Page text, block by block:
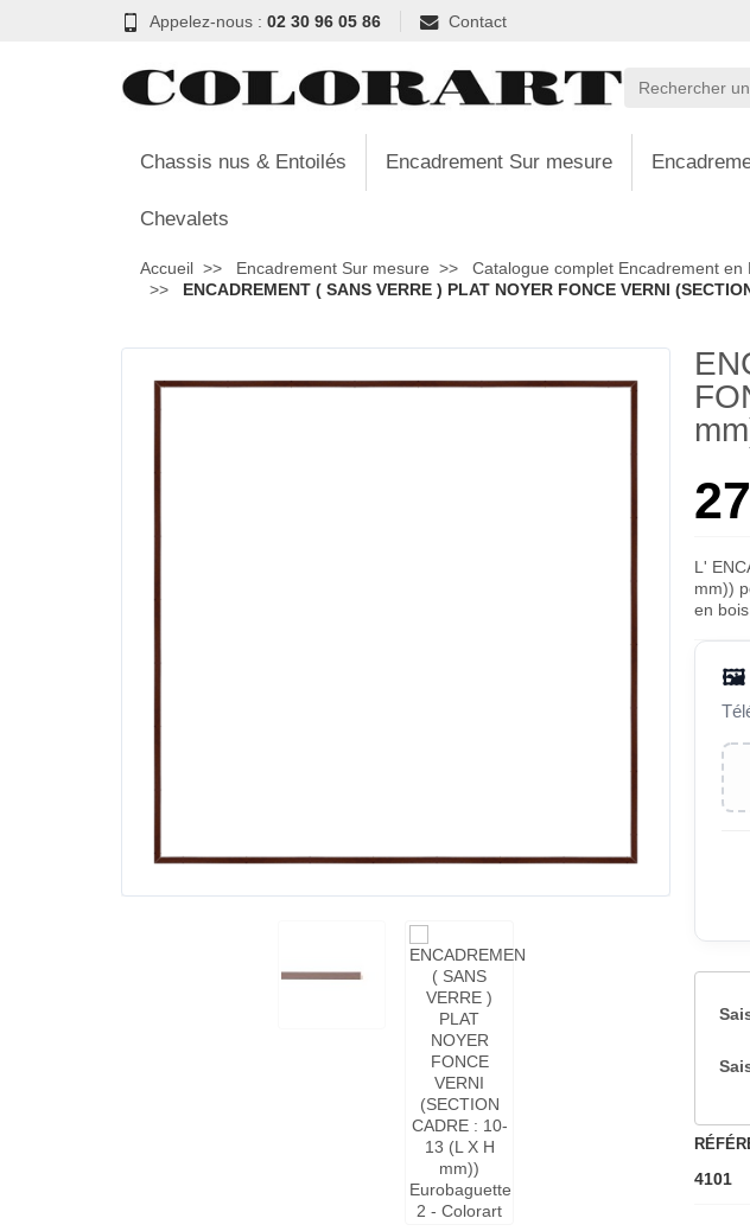
Appelez-nous : 02 30 96 05 86 Contact
Chassis nus & Entoilés Encadrement Sur mesure
Chevalets
Accueil Encadrement Sur mesure
Catalogue complet Encadrement en
ENCADREMENT ( SANS VERRE ) PLAT NOYER FONCE VERNI
L'
mm))
en
🖼️
4101